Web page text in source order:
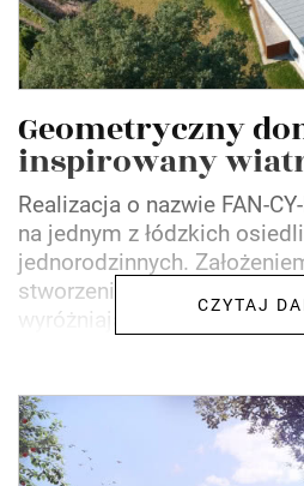
Geometryczny
inspirowany
Realizacja o nazwie FAN-
na jednym z łódzkich
jednorodzinnych.
stworzenie
wyróżniającego się
CZYTAJ